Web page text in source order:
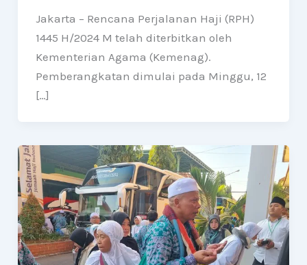
Jakarta – Rencana Perjalanan Haji (RPH)
1445 H/2024 M telah diterbitkan oleh
Kementerian Agama (Kemenag).
Pemberangkatan dimulai pada Minggu, 12
[…]